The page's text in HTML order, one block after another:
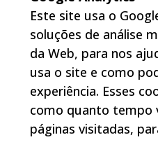
Este site usa o
soluções de análise
da Web, para nos
usa o site e como
experiência. Esses
como quanto tempo
páginas visitadas,